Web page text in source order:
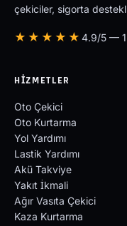
çekiciler, sigorta
★★★★★ 4.9/5 —
HIZMETLER
Oto Çekici
Oto Kurtarma
Yol Yardımı
Lastik Yardımı
Akü Takviye
Yakıt İkmali
Ağır Vasıta Çekici
Kaza Kurtarma